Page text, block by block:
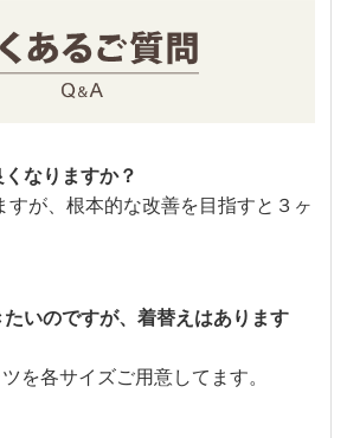
なりますか？
すが、根本的な改善を目指すと３ヶ
いのですが、着替えはあります
を各サイズご用意してます。